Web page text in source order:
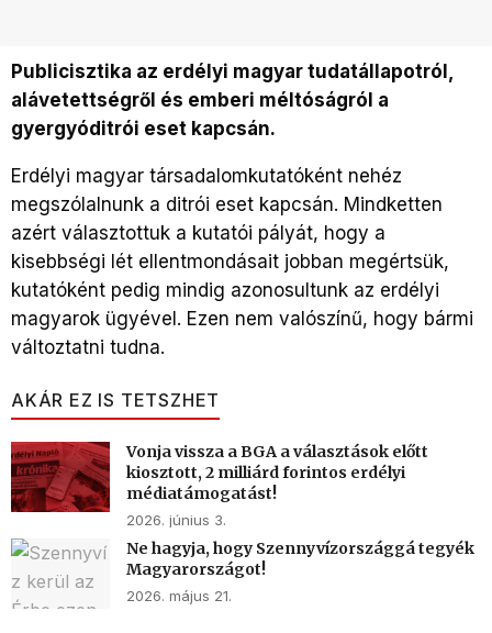
Publicisztika az erdélyi magyar tudatállapotról,
alávetettségről és emberi méltóságról a
gyergyóditrói eset kapcsán.
Erdélyi magyar társadalomkutatóként nehéz
megszólalnunk a ditrói eset kapcsán. Mindketten
azért választottuk a kutatói pályát, hogy a
kisebbségi lét ellentmondásait jobban megértsük,
kutatóként pedig mindig azonosultunk az erdélyi
magyarok ügyével. Ezen nem valószínű, hogy bármi
változtatni tudna.
AKÁR EZ IS TETSZHET
Vonja vissza a BGA a választások előtt
kiosztott, 2 milliárd forintos erdélyi
médiatámogatást!
2026. június 3.
Ne hagyja, hogy Szennyvízországgá tegyék
Magyarországot!
2026. május 21.